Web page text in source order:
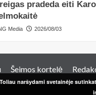
pradeda eiti
Media 2026/08/03
Šeimos kortelė
naršydami svetainėje